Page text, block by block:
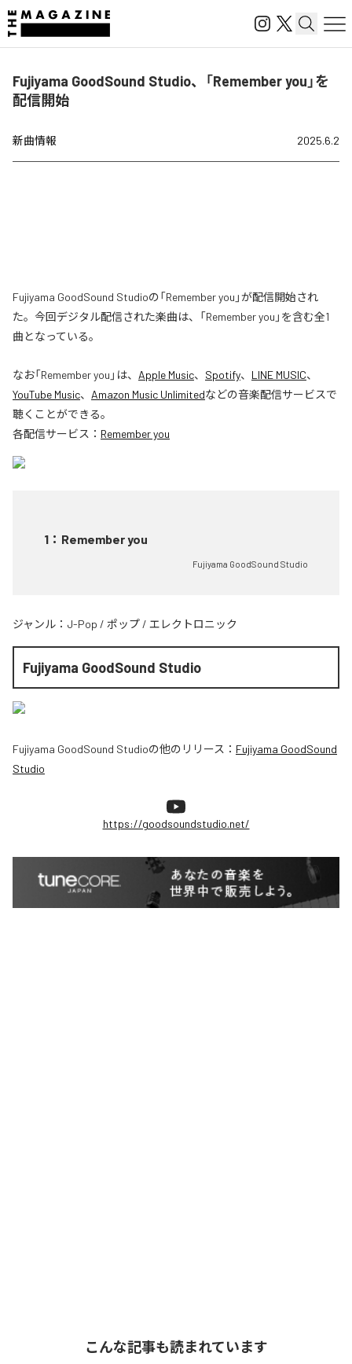
Fujiyama GoodSound Studio、「Remember you」を
配信開始
新曲情報 2025.6.2
Fujiyama GoodSound Studioの「Remember you」が配信開始され
た。今回デジタル配信された楽曲は、「Remember you」を含む全1
曲となっている。
なお「Remember you 」は、 Apple Music、 Spotify、 LINE MUSIC、
YouTube Music、 Amazon Music Unlimitedなどの音楽配信サービスで
聴くことができる。
各配信サービス： Remember you
1 ： Remember you
Fujiyama GoodSound Studio
ジャンル： J-Pop / ポップ / エレクトロニック
Fujiyama GoodSound Studio
Fujiyama GoodSound Studioの他のリリース： Fujiyama GoodSound
Studio
https://goodsoundstudio.net/
こんな記事も読まれています